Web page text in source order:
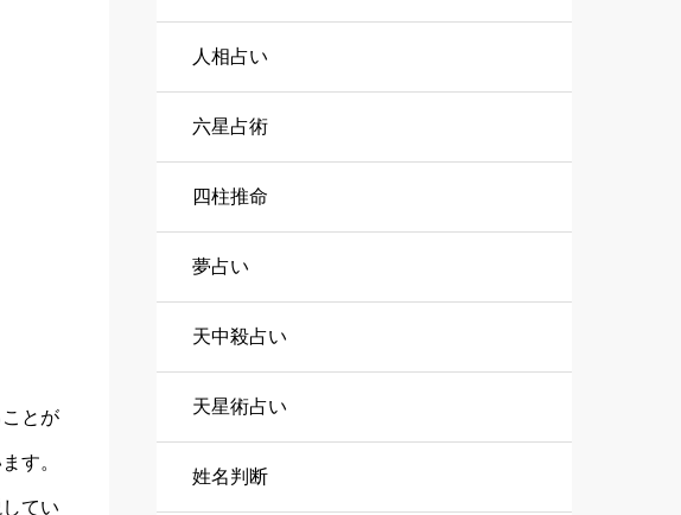
とが
す。
てい
人相占い
六星占術
四柱推命
夢占い
天中殺占い
天星術占い
姓名判断